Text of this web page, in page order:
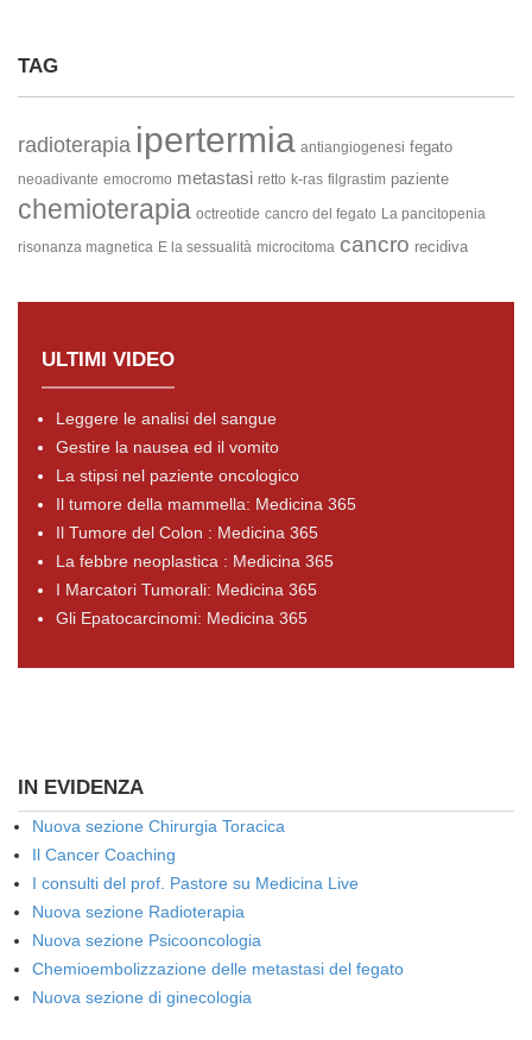
TAG
radioterapia ipertermia antiangiogenesi fegato
neoadivante emocromo metastasi retto k-ras filgrastim paziente
chemioterapia octreotide cancro del fegato La pancitopenia
risonanza magnetica E la sessualità microcitoma cancro recidiva
ULTIMI VIDEO
Leggere le analisi del sangue
Gestire la nausea ed il vomito
La stipsi nel paziente oncologico
Il tumore della mammella: Medicina 365
Il Tumore del Colon : Medicina 365
La febbre neoplastica : Medicina 365
I Marcatori Tumorali: Medicina 365
Gli Epatocarcinomi: Medicina 365
IN EVIDENZA
Nuova sezione Chirurgia Toracica
Il Cancer Coaching
I consulti del prof. Pastore su Medicina Live
Nuova sezione Radioterapia
Nuova sezione Psicooncologia
Chemioembolizzazione delle metastasi del fegato
Nuova sezione di ginecologia